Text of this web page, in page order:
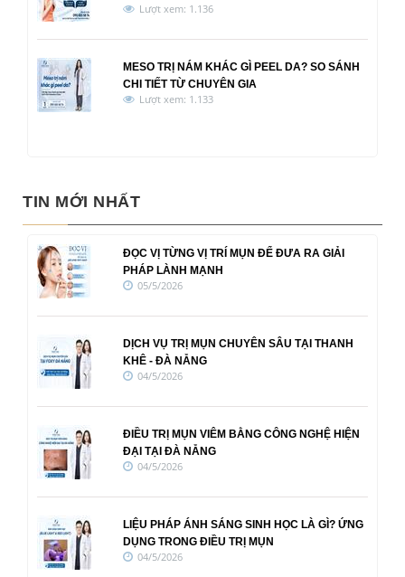
Lượt xem: 1.136
MESO TRỊ NÁM KHÁC GÌ PEEL DA? SO SÁNH
CHI TIẾT TỪ CHUYÊN GIA
Lượt xem: 1.133
TIN MỚI NHẤT
ĐỌC VỊ TỪNG VỊ TRÍ MỤN ĐỂ ĐƯA RA GIẢI
PHÁP LÀNH MẠNH
05/5/2026
DỊCH VỤ TRỊ MỤN CHUYÊN SÂU TẠI THANH
KHÊ - ĐÀ NẴNG
04/5/2026
ĐIỀU TRỊ MỤN VIÊM BẰNG CÔNG NGHỆ HIỆN
ĐẠI TẠI ĐÀ NẴNG
04/5/2026
LIỆU PHÁP ÁNH SÁNG SINH HỌC LÀ GÌ? ỨNG
DỤNG TRONG ĐIỀU TRỊ MỤN
04/5/2026